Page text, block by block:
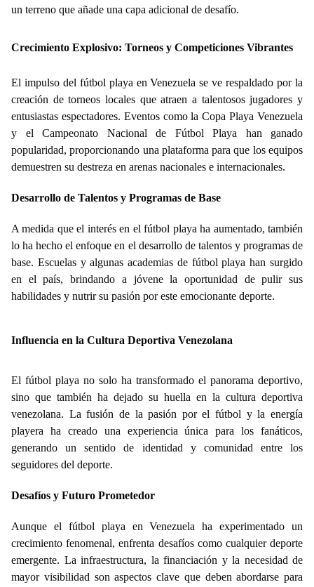
un terreno que añade una capa adicional de desafío.
Crecimiento Explosivo: Torneos y Competiciones Vibrantes
El impulso del fútbol playa en Venezuela se ve respaldado por la
creación de torneos locales que atraen a talentosos jugadores y
entusiastas espectadores. Eventos como la Copa Playa Venezuela
y el Campeonato Nacional de Fútbol Playa han ganado
popularidad, proporcionando una plataforma para que los equipos
demuestren su destreza en arenas nacionales e internacionales.
Desarrollo de Talentos y Programas de Base
A medida que el interés en el fútbol playa ha aumentado, también
lo ha hecho el enfoque en el desarrollo de talentos y programas de
base. Escuelas y algunas academias de fútbol playa han surgido
en el país, brindando a jóvene la oportunidad de pulir sus
habilidades y nutrir su pasión por este emocionante deporte.
Influencia en la Cultura Deportiva Venezolana
El fútbol playa no solo ha transformado el panorama deportivo,
sino que también ha dejado su huella en la cultura deportiva
venezolana. La fusión de la pasión por el fútbol y la energía
playera ha creado una experiencia única para los fanáticos,
generando un sentido de identidad y comunidad entre los
seguidores del deporte.
Desafíos y Futuro Prometedor
Aunque el fútbol playa en Venezuela ha experimentado un
crecimiento fenomenal, enfrenta desafíos como cualquier deporte
emergente. La infraestructura, la financiación y la necesidad de
mayor visibilidad son aspectos clave que deben abordarse para